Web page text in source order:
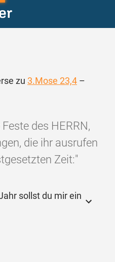
zu 3.Mose 23,4 –
des HERRN,
die ihr ausrufen
Zeit:"
sollst du mir ein